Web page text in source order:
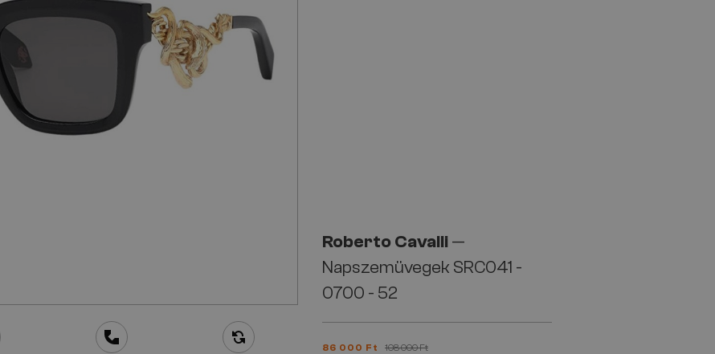
Roberto Cavalli—
Napszemüvegek SRC041 -
0700 - 52
86 000 Ft 108 000 Ft